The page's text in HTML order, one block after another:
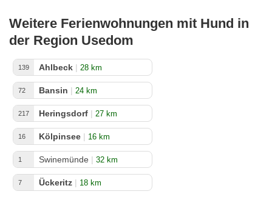
Weitere Ferienwohnungen mit Hund in
der Region Usedom
139 Ahlbeck | 28 km
72 Bansin | 24 km
217 Heringsdorf | 27 km
16 Kölpinsee | 16 km
1 Swinemünde | 32 km
7 Ückeritz | 18 km